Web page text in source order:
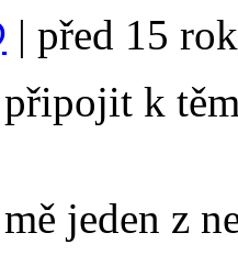
| před 15
k
jeden z